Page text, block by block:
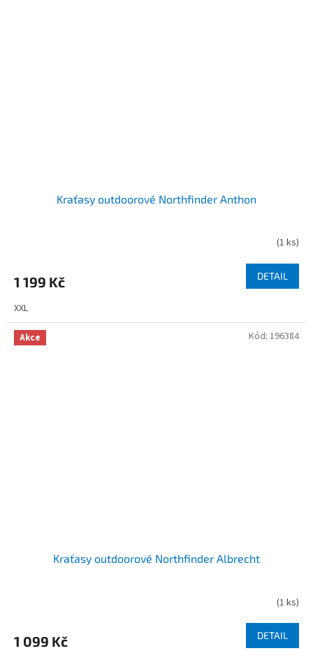
Kraťasy outdoorové Northfinder Anthon
(1 ks)
1 199 Kč DETAIL
XXL
Akce
Kraťasy outdoorové Northfinder Albrecht
(1 ks)
1 099 Kč DETAIL
Kód: 196384